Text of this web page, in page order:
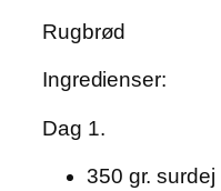
Rugbrød
Ingredienser:
Dag 1.
350 gr. surdej